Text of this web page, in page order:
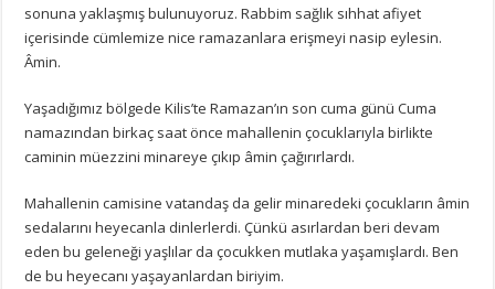
sonuna yaklaşmış bulunuyoruz. Rabbim sağlık sıhhat afiyet
içerisinde cümlemize nice ramazanlara erişmeyi nasip eylesin.
Âmin.
Yaşadığımız bölgede Kilis’te Ramazan’ın son cuma günü Cuma
namazından birkaç saat önce mahallenin çocuklarıyla birlikte
caminin müezzini minareye çıkıp âmin çağırırlardı.
Mahallenin camisine vatandaş da gelir minaredeki çocukların âmin
sedalarını heyecanla dinlerlerdi. Çünkü asırlardan beri devam
eden bu geleneği yaşlılar da çocukken mutlaka yaşamışlardı. Ben
de bu heyecanı yaşayanlardan biriyim.